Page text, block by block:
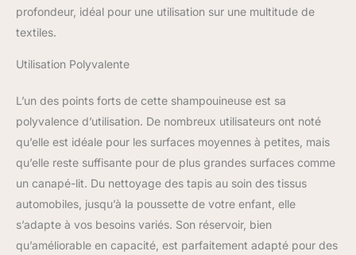
180 cm. Et comprend un
grand rayon d'action
grâce au cordon
d'alimentation de 5m et
au tuyau de 1.8m
POUR L'ÉLIMINATION
DES TACHES】 Élimine
efficacement les liquides
renversés et les taches
profondeur, idéal pour une utilisation sur une multitude de
textiles.
Utilisation Polyvalente
L’un des points forts de cette shampouineuse est sa
polyvalence d’utilisation. De nombreux utilisateurs ont noté
qu’elle est idéale pour les surfaces moyennes à petites, mais
qu’elle reste suffisante pour de plus grandes surfaces comme
un canapé-lit. Du nettoyage des tapis au soin des tissus
automobiles, jusqu’à la poussette de votre enfant, elle
s’adapte à vos besoins variés. Son réservoir, bien
qu’améliorable en capacité, est parfaitement adapté pour des